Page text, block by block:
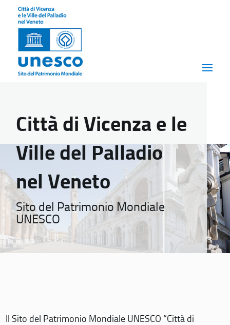
Città di Vicenza e le
Ville del Palladio
nel Veneto
Sito del Patrimonio Mondiale
UNESCO
Il Sito del Patrimonio Mondiale UNESCO “Città di